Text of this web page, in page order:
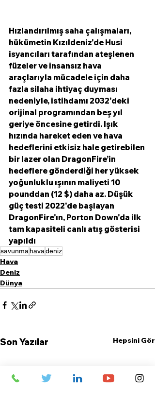
Hızlandırılmış saha çalışmaları,
hükümetin Kızıldeniz'de Husi
isyancıları tarafından ateşlenen
füzeler ve insansız hava
araçlarıyla mücadele için daha
fazla silaha ihtiyaç duyması
nedeniyle, istihdamı 2032'deki
orijinal programından beş yıl
geriye öncesine getirdi. Işık
hızında hareket eden ve hava
hedeflerini etkisiz hale getirebilen
bir lazer olan DragonFire’in
hedeflere gönderdiği her yüksek
yoğunluklu ışının maliyeti 10
pounddan (12 $) daha az. Düşük
güç testi 2022'de başlayan
DragonFire'ın, Porton Down'da ilk
tam kapasiteli canlı atış gösterisi
yapıldı
savunmahavadeniz
Hava
Deniz
Dünya
Son Yazılar Hepsini Gör